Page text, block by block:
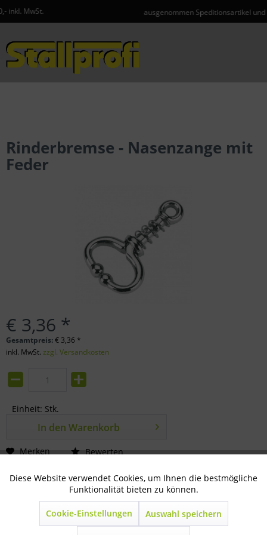
ausgenommen Speditionsartikel und Gefahrgut
Rinderbremse - Nasenzange mit
Feder
€ 3,36 *
Gesamtpreis:€ 3,36 *
inkl. MwSt. zzgl. Versandkosten
Einheit: Stk.
In den Warenkorb
Merken Bewerten
Artikel-Nr.: 72-02-0500
Beschreibung
vernickelt ca. 19cm lang 11 cm vernickelte...mehr
Technisch notwendig Aktiv
Marketing Inaktiv
Diese Website verwendet Cookies, um Ihnen die bestmögliche
Funktionalität bieten zu können.
Cookie-Einstellungen Auswahl speichern